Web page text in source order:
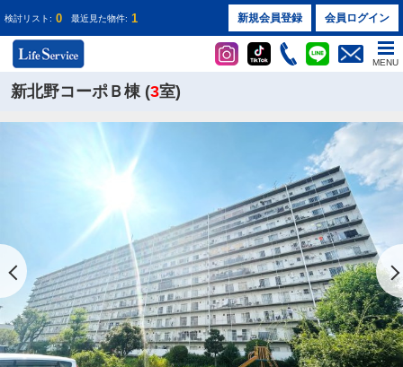
検討リスト: 0 最近見た物件: 1 新規会員登録 会員ログイン
MENU
新北野コーポＢ棟 (3室)